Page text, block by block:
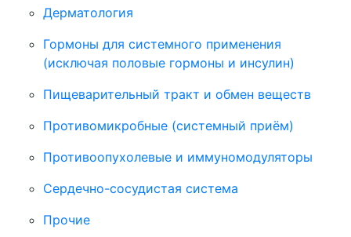
Дерматология
Гормоны для системного применения
(исключая половые гормоны и инсулин)
Пищеварительный тракт и обмен веществ
Противомикробные (системный приём)
Противоопухолевые и иммуномодуляторы
Сердечно-сосудистая система
Прочие